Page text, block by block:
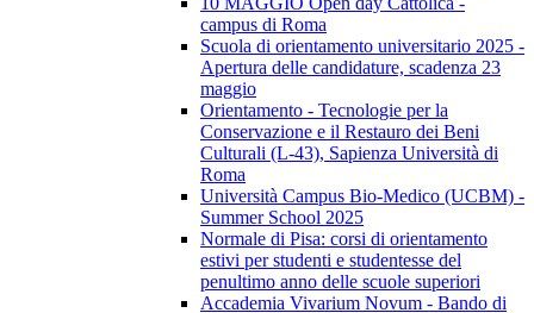
campus di Roma
Scuola di orientamento universitario 2025 -
Apertura delle candidature, scadenza 23
maggio
Orientamento - Tecnologie per la
Conservazione e il Restauro dei Beni
Culturali (L-43), Sapienza Università di
Roma
Università Campus Bio-Medico (UCBM) -
Summer School 2025
Normale di Pisa: corsi di orientamento
estivi per studenti e studentesse del
penultimo anno delle scuole superiori
Accademia Vivarium Novum - Bando di